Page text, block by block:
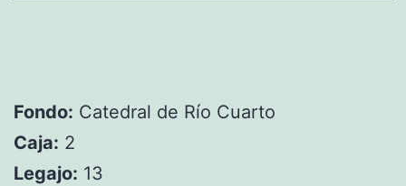
Fondo: Catedral de Río Cuarto
Caja: 2
Legajo: 13